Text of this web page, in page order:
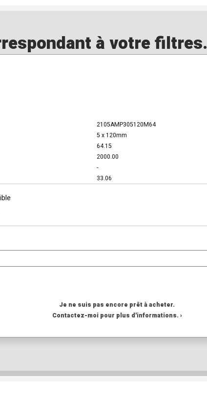
à votre filtres.
2105AMP305120M64
5 x 120mm
64.15
2000.00
-
33.06
Je ne suis pas encore prêt à acheter.
Contactez-moi pour plus d'informations. ›